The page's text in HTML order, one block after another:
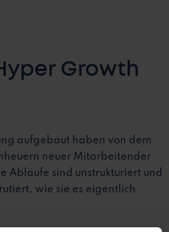
Growth
aufgebaut haben von dem
neuer Mitarbeitender
Abläufe sind unstrukturiert und
wie sie es eigentlich